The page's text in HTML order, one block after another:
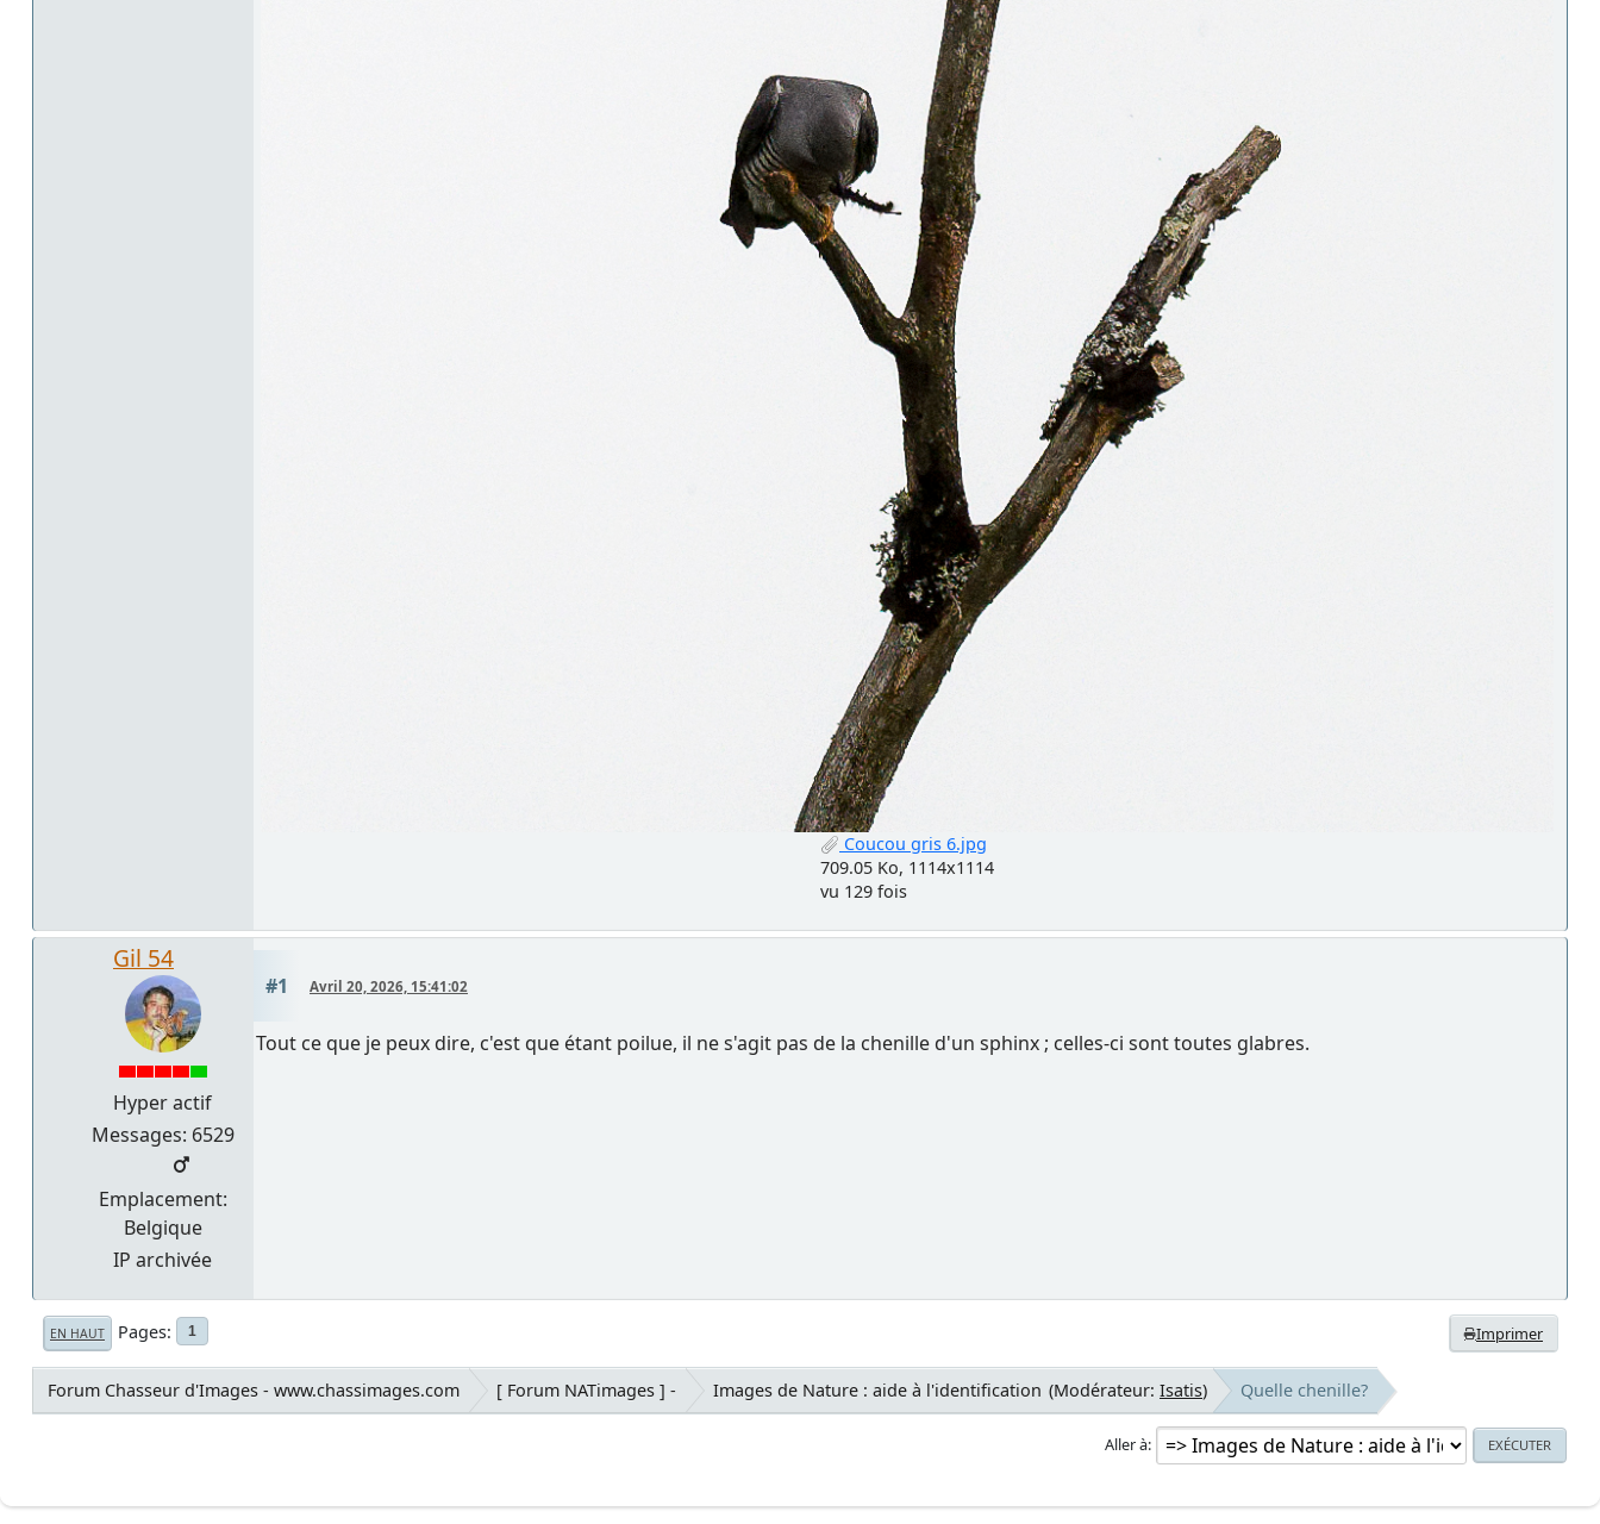
Coucou gris 6.jpg
709.05 Ko, 1114x1114
vu 129 fois
Gil 54
Hyper actif
Messages: 6529
Emplacement:
Belgique
IP archivée
#1 Avril 20, 2026, 15:41:02
Tout ce que je peux dire, c'est que étant poilue, il ne s'agit pas de la chenille d'un sphinx ; celles-ci sont toutes glabres.
Imprimer
EN HAUT Pages 1
Forum Chasseur d'Images - www.chassimages.com [ Forum NATimages ] - Images de Nature : aide à l'identification (Modérateur: Isatis) Quelle chenille?
Aller à